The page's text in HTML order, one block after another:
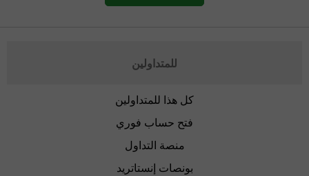
للمتداولين
كل هذا للمتداولين
فتح حساب فوري
منصة التداول
بونصات إنستاتريد